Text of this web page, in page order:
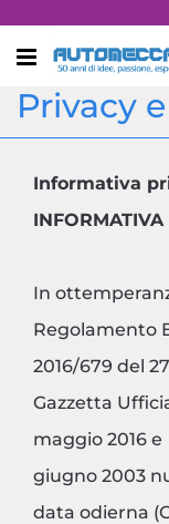
Open menu
Privacy
Informativa
INFORMATIVA
In
Regolamento
2016/679 del
Gazzetta
maggio 2016
giugno 2003
data odierna